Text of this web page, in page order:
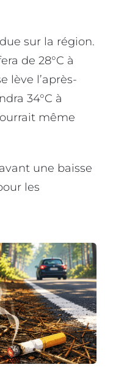
sur la région.
de 28°C à
lève l’après-
34°C à
même
une baisse
les